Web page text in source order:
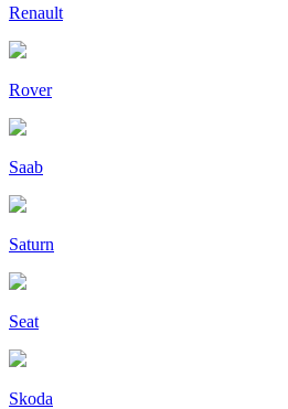
Renault
Rover
Saab
Saturn
Seat
Skoda